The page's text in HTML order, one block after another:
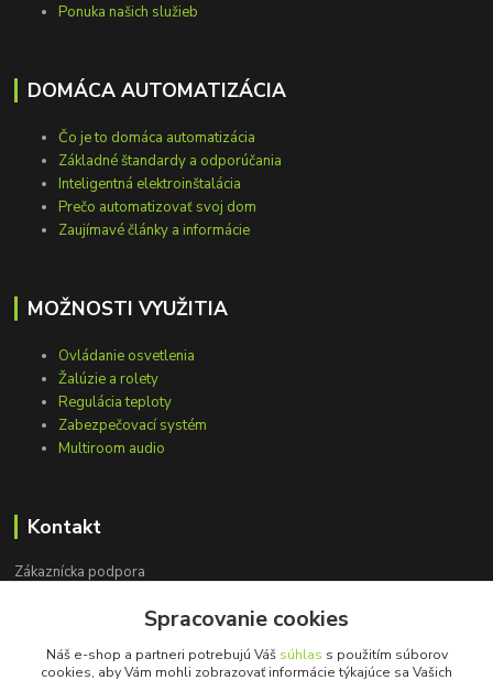
Ponuka našich služieb
DOMÁCA AUTOMATIZÁCIA
Čo je to domáca automatizácia
Základné štandardy a odporúčania
Inteligentná elektroinštalácia
Prečo automatizovať svoj dom
Zaujímavé články a informácie
MOŽNOSTI VYUŽITIA
Ovládanie osvetlenia
Žalúzie a rolety
Regulácia teploty
Zabezpečovací systém
Multiroom audio
Kontakt
Zákaznícka podpora
info@loxprofi.sk
Spracovanie cookies
Náš e-shop a partneri potrebujú Váš súhlas s použitím súborov
cookies, aby Vám mohli zobrazovať informácie týkajúce sa Vašich